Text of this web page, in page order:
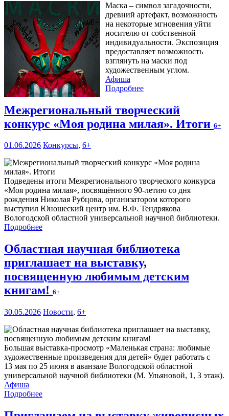
Маска – символ загадочности,
древний артефакт, возможность
на некоторые мгновения уйти
носителю от собственной
индивидуальности. Экспозиция
предоставляет возможность
взглянуть на маски под
художественным углом.
Афиша
Подробнее
Межрегиональный творческий
конкурс «Моя родина милая». Итоги 6+
01.06.2026 Конкурсы, 6+
Подведены итоги Межрегионального творческого конкурса
«Моя родина милая», посвящённого 90-летию со дня
рождения Николая Рубцова, организатором которого
выступил Юношеский центр им. В.Ф. Тендрякова
Вологодской областной универсальной научной библиотеки.
Подробнее
Областная научная библиотека
приглашает на выставку,
посвященную любимым детским
книгам! 6+
30.05.2026 Новости, 6+
Большая выставка-просмотр «Маленькая страна: любимые
художественные произведения для детей» будет работать с
13 мая по 25 июня в аванзале Вологодской областной
универсальной научной библиотеки (М. Ульяновой, 1, 3 этаж).
Афиша
Подробнее